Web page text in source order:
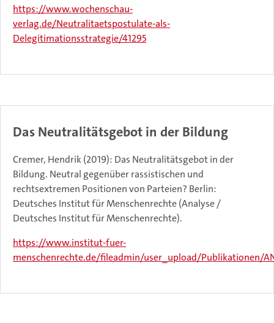
https://www.wochenschau-
verlag.de/Neutralitaetspostulate-als-
Delegitimationsstrategie/41295
Das Neutralitätsgebot in der Bildung
Cremer, Hendrik (2019): Das Neutralitätsgebot in der
Bildung. Neutral gegenüber rassistischen und
rechtsextremen Positionen von Parteien? Berlin:
Deutsches Institut für Menschenrechte (Analyse /
Deutsches Institut für Menschenrechte).
https://www.institut-fuer-
menschenrechte.de/fileadmin/user_upload/Publikationen/